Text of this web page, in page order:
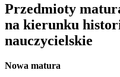
Przedmioty
na kierunku
nauczycielskie
Nowa matura